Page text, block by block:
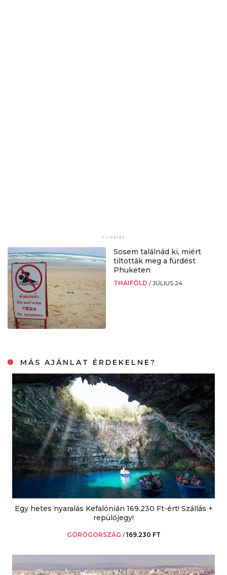
Sosem találnád ki, miért
tiltották meg a fürdést
Phuketen
THAIFÖLD /JÚLIUS 24.
MÁS AJÁNLAT ÉRDEKELNE?
Egy hetes nyaralás Kefalónián 169.230 Ft-ért! Szállás +
repülőjegy!
GÖRÖGORSZÁG /169.230 FT